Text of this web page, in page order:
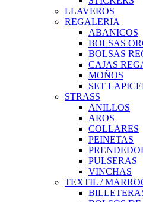
LLAVEROS
REGALERIA
ABANICOS
BOLSAS
BOLSAS
CAJAS
MOÑOS
SET
STRASS
ANILLOS
AROS
COLLARES
PEINETAS
PULSERAS
VINCHAS
TEXTIL /